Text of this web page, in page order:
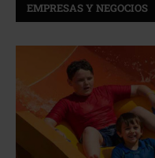
EMPRESAS Y NEGOCIOS